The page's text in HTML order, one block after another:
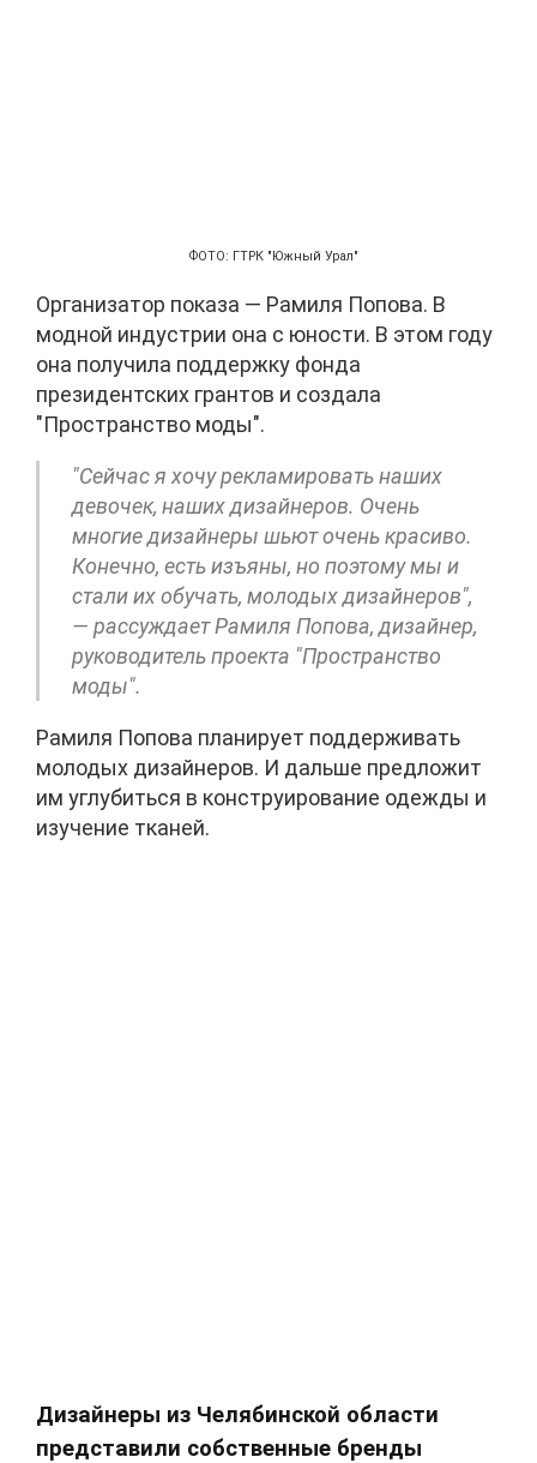
ФОТО: ГТРК "Южный Урал"
Организатор показа — Рамиля Попова. В
модной индустрии она с юности. В этом году
она получила поддержку фонда
президентских грантов и создала
"Пространство моды".
"Сейчас я хочу рекламировать наших
девочек, наших дизайнеров. Очень
многие дизайнеры шьют очень красиво.
Конечно, есть изъяны, но поэтому мы и
стали их обучать, молодых дизайнеров",
— рассуждает Рамиля Попова, дизайнер,
руководитель проекта "Пространство
моды".
Рамиля Попова планирует поддерживать
молодых дизайнеров. И дальше предложит
им углубиться в конструирование одежды и
изучение тканей.
Дизайнеры из Челябинской области
представили собственные бренды